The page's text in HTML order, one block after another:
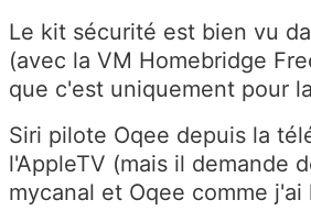
Le kit sécurité est bien vu
(avec la VM Homebridge
que c'est uniquement pour
Siri pilote Oqee depuis la
l'AppleTV (mais il demande
mycanal et Oqee comme